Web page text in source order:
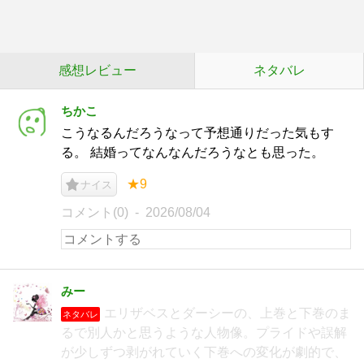
感想レビュー ネタバレ
ちかこ
こうなるんだろうなって予想通りだった気もす
る。 結婚ってなんなんだろうなとも思った。
ナイス ★9
コメント(0) 2026/08/04
みー
ネタバレ
エリザベスとダーシーの、上巻と下巻のま
るで別人かと思うような人物像。プライドや誤解
が少しずつ剥がれていく下巻への変化が劇的で、